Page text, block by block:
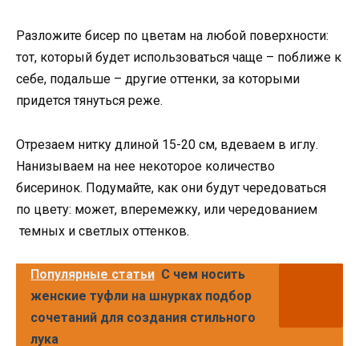
Разложите бисер по цветам на любой поверхности:
тот, который будет использоваться чаще – поближе к
себе, подальше – другие оттенки, за которыми
придется тянуться реже.
Отрезаем нитку длиной 15-20 см, вдеваем в иглу.
Нанизываем на нее некоторое количество
бисеринок. Подумайте, как они будут чередоваться
по цвету: может, вперемежку, или чередованием
темных и светлых оттенков.
Популярные статьи С чем носить
женские туфли на шнурках подбор
сочетаний для создания стильного
лука